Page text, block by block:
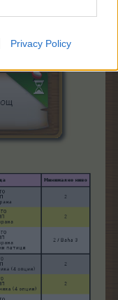
Privacy Policy